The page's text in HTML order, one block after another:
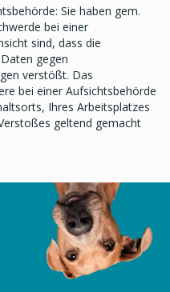
Sie haben gem.
bei einer
sind, dass die
gegen
verstößt. Das
bei einer Aufsichtsbehörde
Ihres Arbeitsplatzes
geltend gemacht